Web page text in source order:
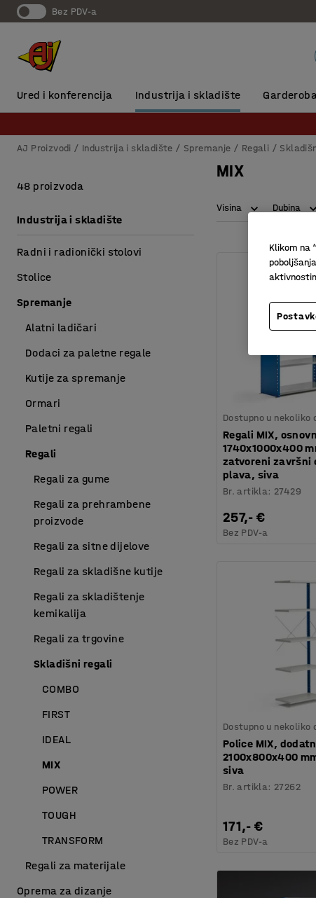
Bez PDV-a
Ured i konferencija Industrija i skladište
AJ Proizvodi Industrija i skladište Spremanje Regali
MIX
Visina Dubina
Dostupno u nekoliko
Regali MIX,
1740x1000x400
zatvoreni završni
plava, siva
Br. artikla: 27429
257,- €
Bez PDV-a
Dostupno u nekoliko
Police MIX,
2100x800x400
siva
Br. artikla: 27262
171,- €
Bez PDV-a
48 proizvoda
Industrija i skladište
Radni i radionički stolovi
Stolice
Spremanje
Alatni ladičari
Dodaci za paletne regale
Kutije za spremanje
Ormari
Paletni regali
Regali
Regali za gume
Regali za prehrambene
proizvode
Regali za sitne dijelove
Regali za skladišne kutije
Regali za skladištenje
kemikalija
Regali za trgovine
Skladišni regali
COMBO
FIRST
IDEAL
MIX
POWER
TOUGH
TRANSFORM
Regali za materijale
Oprema za dizanje
Klikom na